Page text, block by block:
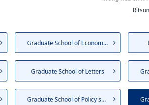
Graduate School of Economics
Graduate School of Letters
Graduate School of Policy sci...